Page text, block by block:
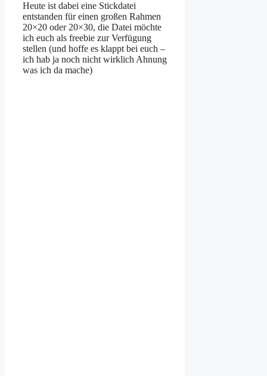
Heute ist dabei eine Stickdatei
entstanden für einen großen Rahmen
20×20 oder 20×30, die Datei möchte
ich euch als freebie zur Verfügung
stellen (und hoffe es klappt bei euch –
ich hab ja noch nicht wirklich Ahnung
was ich da mache)